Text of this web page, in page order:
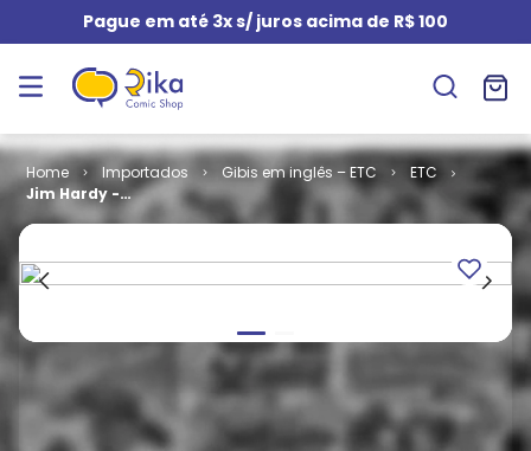
Pague em até 3x s/ juros acima de R$ 100
Importados Gibis em inglês – ETC
ETC
Jim Hardy -
Special